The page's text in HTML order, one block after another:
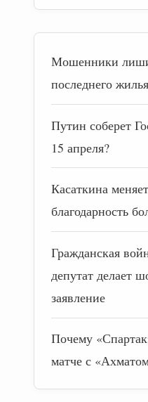
Мошенники
последнего жилья
Путин соберет
15 апреля?
Касаткина
благодарность
Гражданская
депутат делает
заявление
Почему
матче с